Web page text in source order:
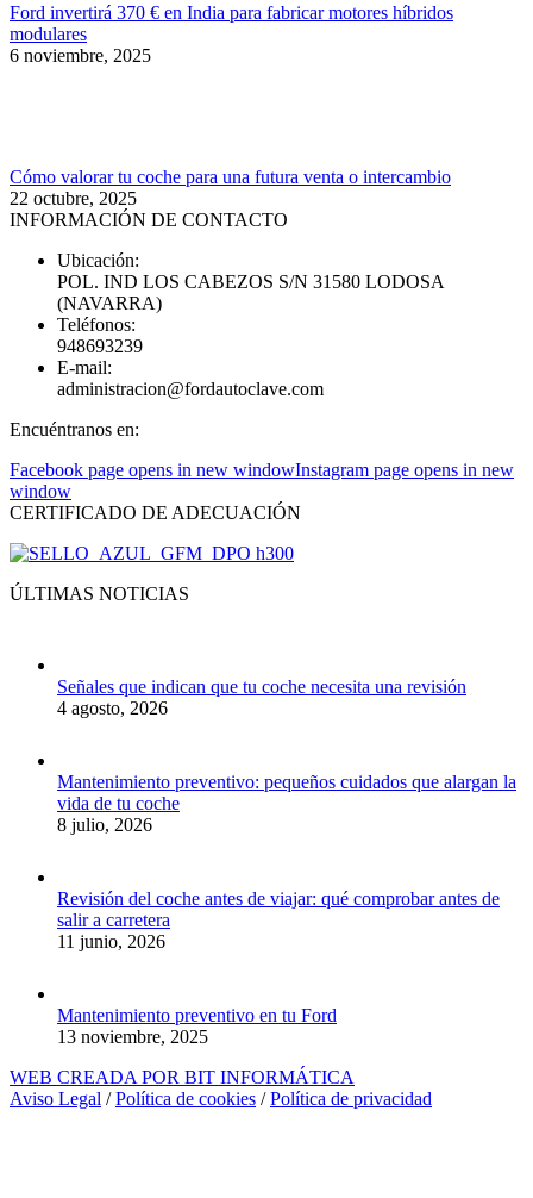
Ford invertirá 370 € en India para fabricar motores híbridos
modulares
6 noviembre, 2025
Cómo valorar tu coche para una futura venta o intercambio
22 octubre, 2025
INFORMACIÓN DE CONTACTO
Ubicación:
POL. IND LOS CABEZOS S/N 31580 LODOSA
(NAVARRA)
Teléfonos:
948693239
E-mail:
administracion@fordautoclave.com
Encuéntranos en:
Facebook page opens in new windowInstagram page opens in new
window
CERTIFICADO DE ADECUACIÓN
ÚLTIMAS NOTICIAS
Señales que indican que tu coche necesita una revisión
4 agosto, 2026
Mantenimiento preventivo: pequeños cuidados que alargan la
vida de tu coche
8 julio, 2026
Revisión del coche antes de viajar: qué comprobar antes de
salir a carretera
11 junio, 2026
Mantenimiento preventivo en tu Ford
13 noviembre, 2025
WEB CREADA POR BIT INFORMÁTICA
Aviso Legal /Política de cookies /Política de privacidad